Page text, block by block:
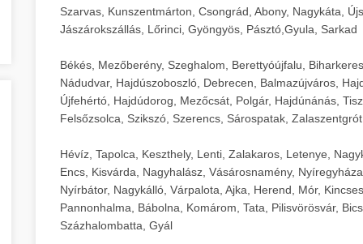
Szarvas, Kunszentmárton, Csongrád, Abony, Nagykáta,
Jászárokszállás, Lőrinci, Gyöngyös, Pásztó,Gyula, Sarkad
Békés, Mezőberény, Szeghalom, Berettyóújfalu,
Nádudvar, Hajdúszoboszló, Debrecen, Balmazújváros,
Újfehértó, Hajdúdorog, Mezőcsát, Polgár, Hajdúnánás,
Felsőzsolca, Szikszó, Szerencs, Sárospatak, Zalaszentgrót
Hévíz, Tapolca, Keszthely, Lenti, Zalakaros, Letenye,
Encs, Kisvárda, Nagyhalász, Vásárosnamény,
Nyírbátor, Nagykálló, Várpalota, Ajka, Herend, Mór,
Pannonhalma, Bábolna, Komárom, Tata, Pilisvörösvár,
Százhalombatta, Gyál